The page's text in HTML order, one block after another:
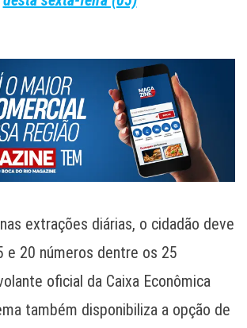
extrações diárias, o cidadão deve
e 20 números dentre os 25
oficial da Caixa Econômica
também disponibiliza a opção de